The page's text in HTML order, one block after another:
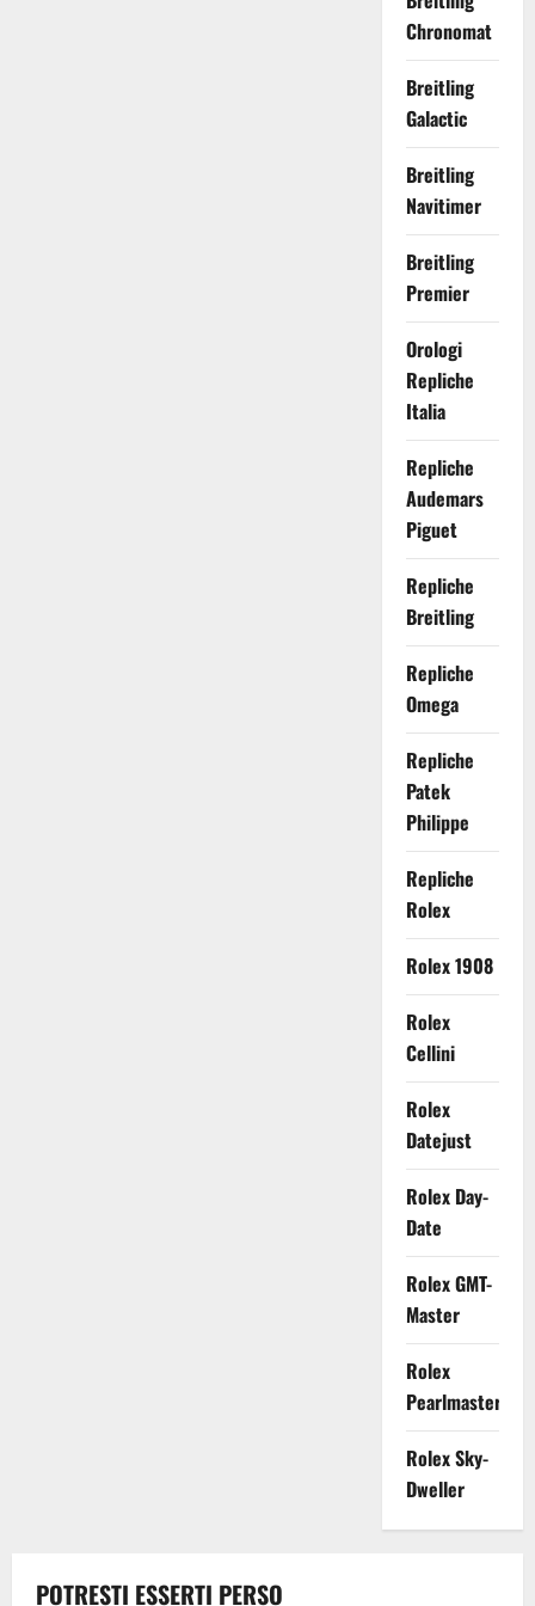
Chronomat
Breitling
Galactic
Breitling
Navitimer
Breitling
Premier
Orologi
Repliche
Italia
Repliche
Audemars
Piguet
Repliche
Breitling
Repliche
Omega
Repliche
Patek
Philippe
Repliche
Rolex
Rolex 1908
Rolex
Cellini
Rolex
Datejust
Rolex Day-
Date
Rolex GMT-
Master
Rolex
Pearlmaster
Rolex Sky-
Dweller
POTRESTI ESSERTI PERSO